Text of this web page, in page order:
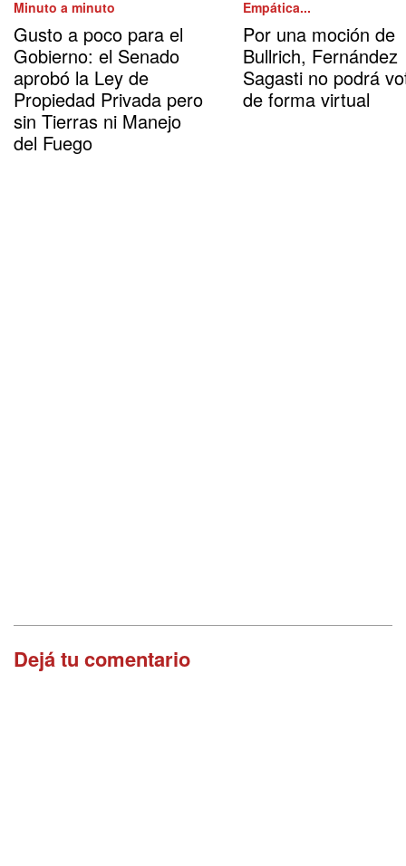
Minuto a minuto
Gusto a poco para el
Gobierno: el Senado
aprobó la Ley de
Propiedad Privada pero
sin Tierras ni Manejo
del Fuego
Empática...
Por una moción de
Bullrich, Fernández
Sagasti no podrá
de forma virtual
Dejá tu comentario